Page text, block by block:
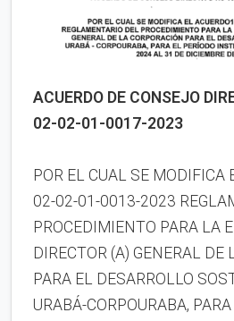
ACUERDO DE CONSEJO
02-02-01-0017-2023
POR EL CUAL SE MODIFICA
02-02-01-0013-2023
PROCEDIMIENTO PARA LA
DIRECTOR (A) GENERAL DE
PARA EL DESARROLLO
URABÁ-CORPOURABA,